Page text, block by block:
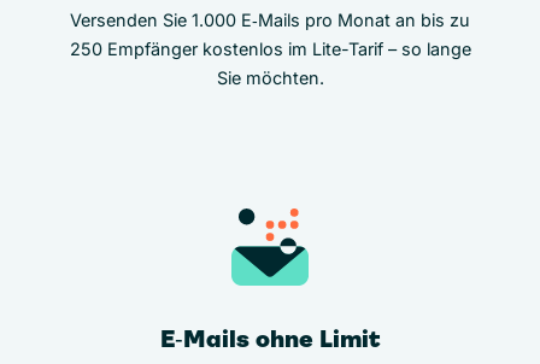
Versenden Sie 1.000 E‑Mails pro Monat an bis zu
250 Empfänger kostenlos im Lite-Tarif – so lange
Sie möchten.
E‑Mails ohne Limit